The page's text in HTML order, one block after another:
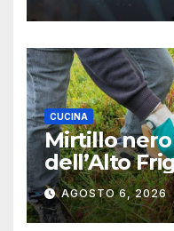
CUCINA
Mirtillo
dell’Alto
buono e
AGOSTO 6, 2026